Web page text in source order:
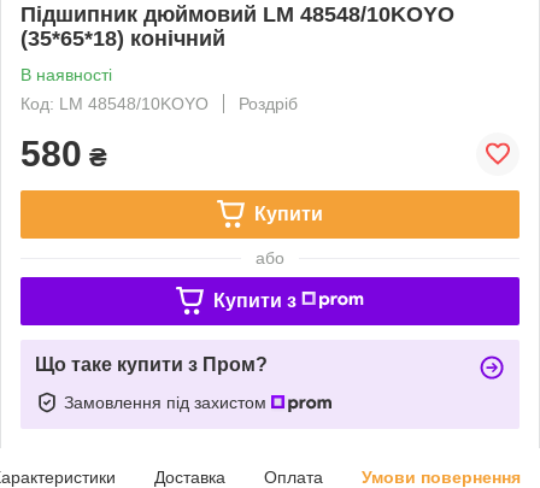
Підшипник дюймовий LM 48548/10KOYO
(35*65*18) конічний
В наявності
Код: LM 48548/10KOYO
Роздріб
580 ₴
Купити
або
Купити з
Що таке купити з Пром?
Замовлення під захистом
Доставка Оплата Умови повернення